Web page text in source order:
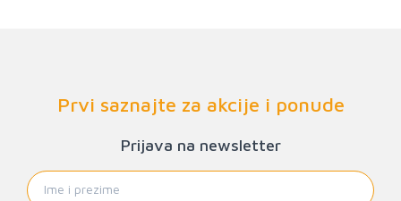
Prvi saznajte za akcije i ponude
Prijava na newsletter